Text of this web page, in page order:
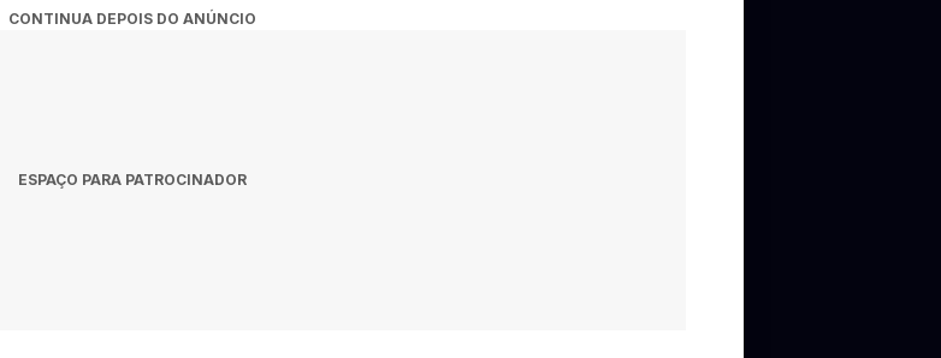
CONTINUA DEPOIS DO ANÚNCIO
ESPAÇO PARA PATROCINADOR